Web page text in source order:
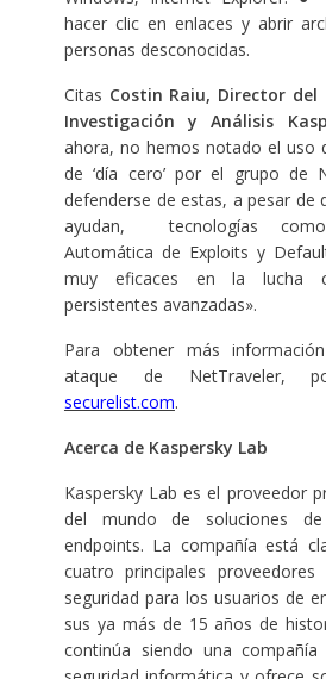
hacer clic en enlaces y abrir
personas desconocidas.
Citas Costin Raiu, Director del
Investigación y Análisis
ahora, no hemos notado el uso
de ‘día cero’ por el grupo de
defenderse de estas, a pesar de
ayudan, tecnologías
Automática de Exploits y
muy eficaces en la lucha
persistentes avanzadas».
Para obtener más
ataque de NetTraveler,
securelist.com.
Acerca de Kaspersky Lab
Kaspersky Lab es el proveedor
del mundo de soluciones
endpoints. La compañía está
cuatro principales
seguridad para los usuarios de
sus ya más de 15 años de
continúa siendo una